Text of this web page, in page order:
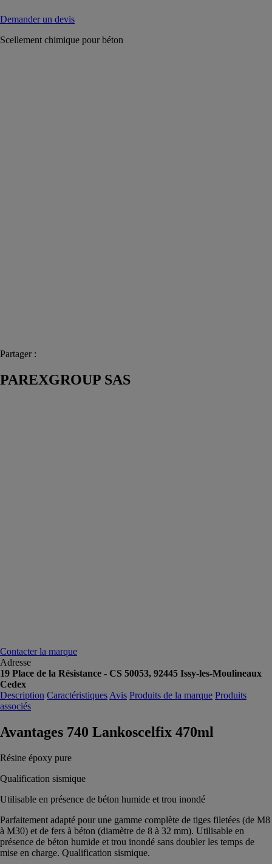
Demander un devis
Scellement chimique pour béton
Partager :
PAREXGROUP SAS
Contacter la marque
Adresse
19 Place de la Résistance - CS 50053, 92445 Issy-les-Moulineaux
Cedex
Description Caractéristiques Avis Produits de la marque Produits
associés
Avantages 740 Lankoscelfix 470ml
Résine époxy pure
Qualification sismique
Utilisable en présence de béton humide et trou inondé
Parfaitement adapté pour une gamme complète de tiges filetées (de M8
à M30) et de fers à béton (diamètre de 8 à 32 mm). Utilisable en
présence de béton humide et trou inondé sans doubler les temps de
mise en charge. Qualification sismique.